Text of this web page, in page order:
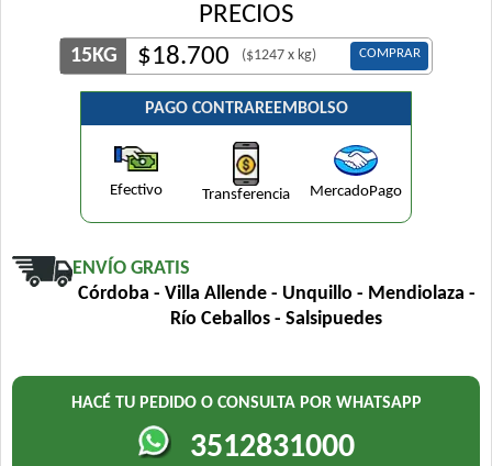
PRECIOS
15KG $18.700 ($1247 x kg) COMPRAR
PAGO CONTRAREEMBOLSO
Efectivo Transferencia MercadoPago
ENVÍO GRATIS
Córdoba - Villa Allende - Unquillo - Mendiolaza -
Río Ceballos - Salsipuedes
HACÉ TU PEDIDO O CONSULTA POR WHATSAPP
3512831000